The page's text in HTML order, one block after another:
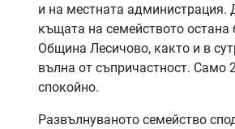
и на местната администрация.
къщата на семейството
Община Лесичово, както и в
вълна от съпричастност. Само
спокойно.
Развълнуваното семейство